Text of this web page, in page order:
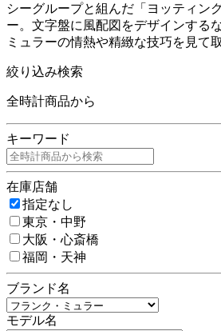
シーグループと組んだ「ヨッティン
ー。文字盤に風配図をデザインする
ミュラーの情熱や精緻な技巧を見て取
絞り込み検索
全時計商品から
キーワード
在庫店舗
指定なし
東京・中野
大阪・心斎橋
福岡・天神
ブランド名
モデル名